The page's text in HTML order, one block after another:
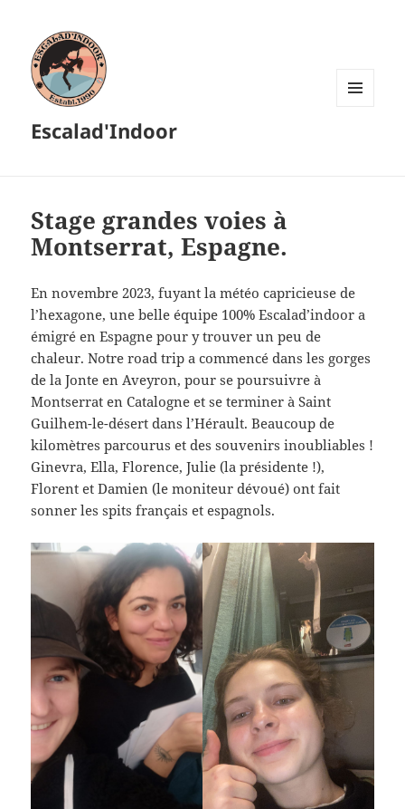
Escalad'Indoor
Stage grandes voies à
Montserrat, Espagne.
En novembre 2023, fuyant la météo capricieuse de
l’hexagone, une belle équipe 100% Escalad’indoor a
émigré en Espagne pour y trouver un peu de
chaleur. Notre road trip a commencé dans les gorges
de la Jonte en Aveyron, pour se poursuivre à
Montserrat en Catalogne et se terminer à Saint
Guilhem-le-désert dans l’Hérault. Beaucoup de
kilomètres parcourus et des souvenirs inoubliables !
Ginevra, Ella, Florence, Julie (la présidente !),
Florent et Damien (le moniteur dévoué) ont fait
sonner les spits français et espagnols.